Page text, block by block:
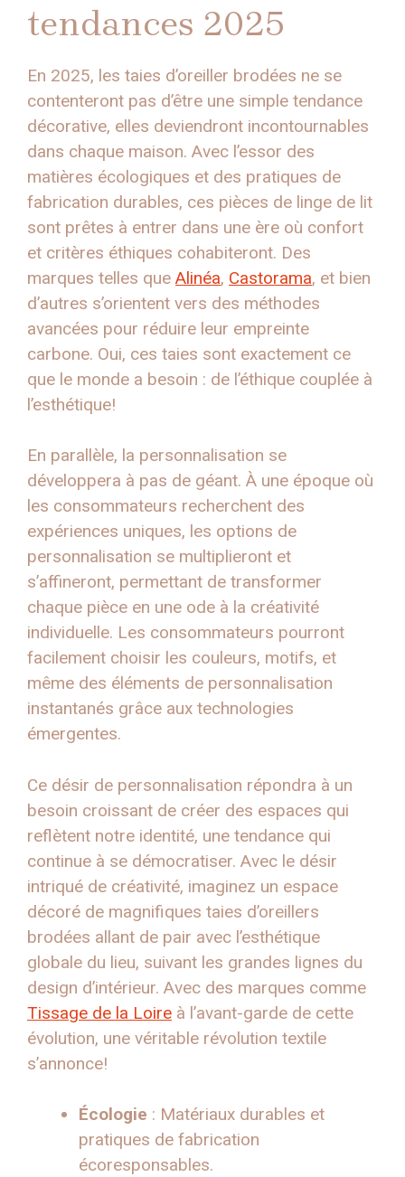
tendances 2025
En 2025, les taies d’oreiller brodées ne se
contenteront pas d’être une simple tendance
décorative, elles deviendront incontournables
dans chaque maison. Avec l’essor des
matières écologiques et des pratiques de
fabrication durables, ces pièces de linge de lit
sont prêtes à entrer dans une ère où confort
et critères éthiques cohabiteront. Des
marques telles que Alinéa, Castorama, et bien
d’autres s’orientent vers des méthodes
avancées pour réduire leur empreinte
carbone. Oui, ces taies sont exactement ce
que le monde a besoin : de l’éthique couplée à
l’esthétique!
En parallèle, la personnalisation se
développera à pas de géant. À une époque où
les consommateurs recherchent des
expériences uniques, les options de
personnalisation se multiplieront et
s’affineront, permettant de transformer
chaque pièce en une ode à la créativité
individuelle. Les consommateurs pourront
facilement choisir les couleurs, motifs, et
même des éléments de personnalisation
instantanés grâce aux technologies
émergentes.
Ce désir de personnalisation répondra à un
besoin croissant de créer des espaces qui
reflètent notre identité, une tendance qui
continue à se démocratiser. Avec le désir
intriqué de créativité, imaginez un espace
décoré de magnifiques taies d’oreillers
brodées allant de pair avec l’esthétique
globale du lieu, suivant les grandes lignes du
design d’intérieur. Avec des marques comme
Tissage de la Loire à l’avant-garde de cette
évolution, une véritable révolution textile
s’annonce!
Écologie : Matériaux durables et
pratiques de fabrication
écoresponsables.